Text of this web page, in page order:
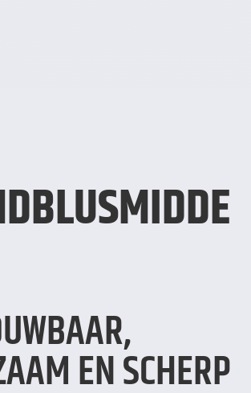
EN SCHERP